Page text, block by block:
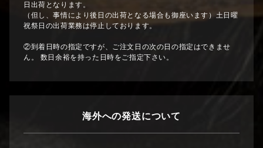
日出荷となります。
（但し、事情により後日の出荷となる場合も御座います）土日曜
祝祭日の出荷業務は停止しております。
②到着日時の指定ですが、ご注文日の次の日の指定はできませ
ん。 数日余裕を持った日時をご指定下さい。
海外への発送について